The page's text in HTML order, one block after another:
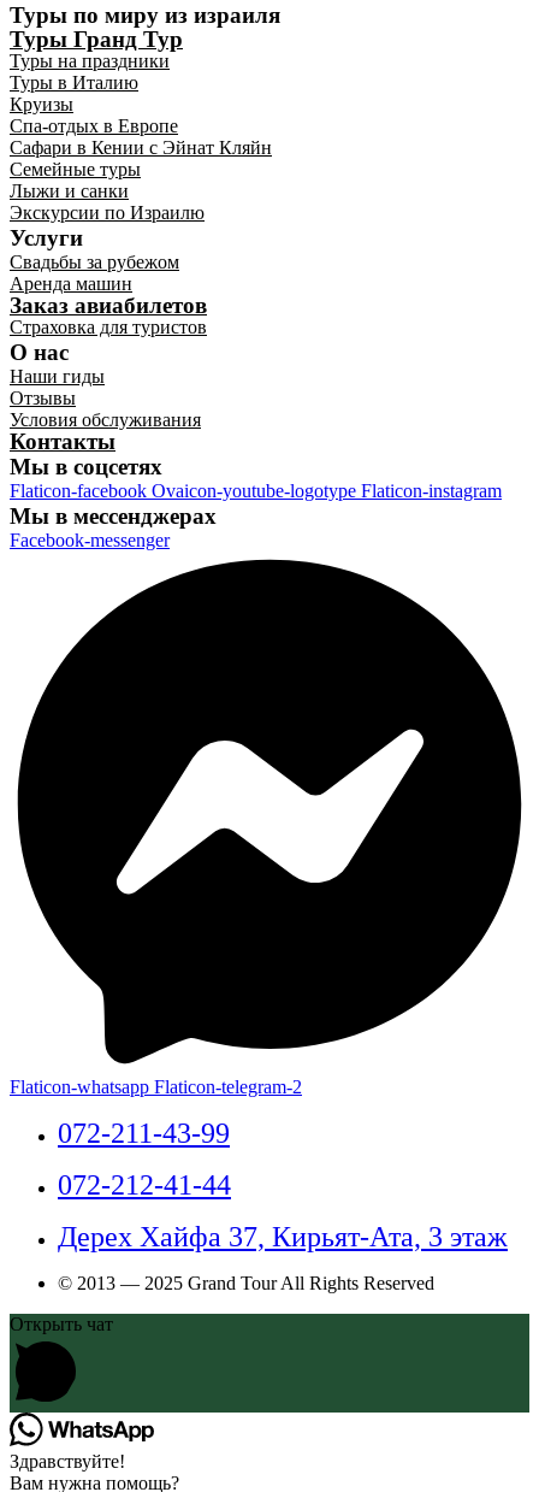
Туры по миру из израиля
Туры Гранд Тур
Туры на праздники
Туры в Италию
Круизы
Спа-отдых в Европе
Сафари в Кении с Эйнат Кляйн
Семейные туры
Лыжи и санки
Экскурсии по Израилю
Услуги
Свадьбы за рубежом
Аренда машин
Заказ авиабилетов
Страховка для туристов
О нас
Наши гиды
Отзывы
Условия обслуживания
Контакты
Мы в соцсетях
Flaticon-facebook Ovaicon-youtube-logotype Flaticon-instagram
Мы в мессенджерах
Facebook-messenger
Flaticon-whatsapp Flaticon-telegram-2
072-211-43-99
072-212-41-44
Дерех Хайфа 37, Кирьят-Ата, 3 этаж
© 2013 — 2025 Grand Tour All Rights Reserved
Открыть чат
Здравствуйте!
Вам нужна помощь?